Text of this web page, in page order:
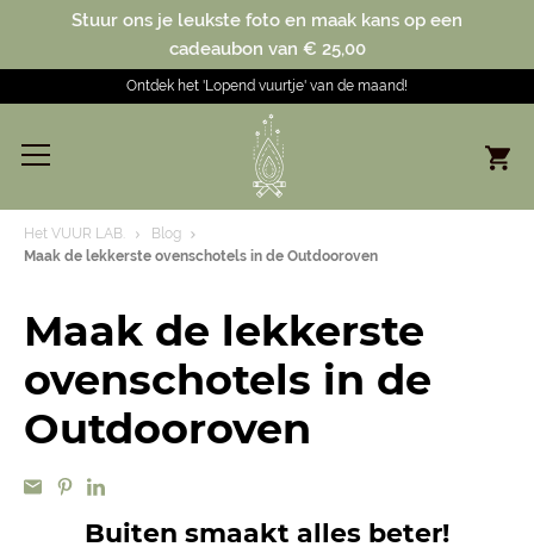
Stuur ons je leukste foto en maak kans op een
cadeaubon van € 25,00
Ontdek het 'Lopend vuurtje' van de maand!
Het VUUR LAB.
Blog
Maak de lekkerste ovenschotels in de Outdooroven
Maak de lekkerste
ovenschotels in de
Outdooroven
Buiten smaakt alles beter!